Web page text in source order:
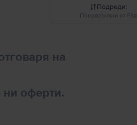
Подреди:
Прероръчани от Flip
на
ни оферти.